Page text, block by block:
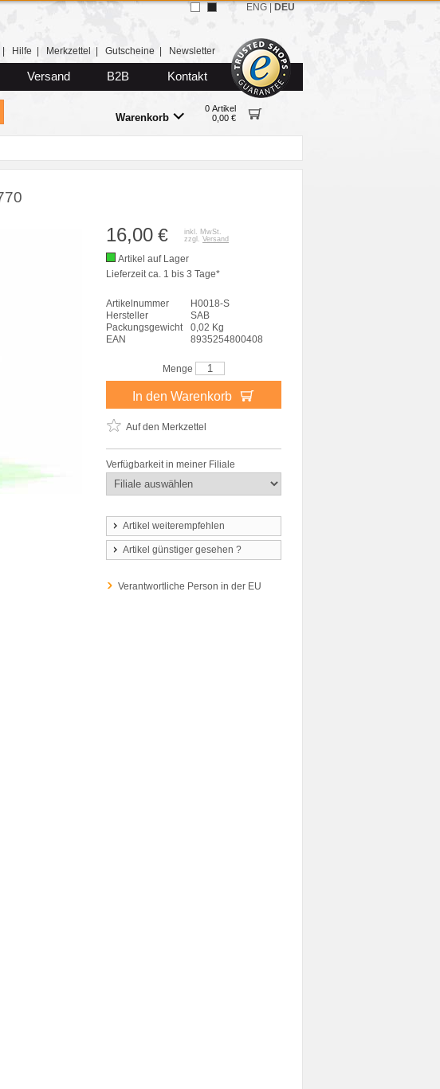
Hilfe Merkzettel Gutscheine Newsletter
Versand B2B Kontakt
Warenkorb
0 Artikel
0,00 €
ENG DEU
16,00 €
inkl. MwSt.
zzgl. Versand
Artikel auf Lager
Lieferzeit ca. 1 bis 3 Tage*
Artikelnummer
H0018-S
Hersteller
SAB
Packungsgewicht
0,02 Kg
EAN
8935254800408
Menge
In den Warenkorb
Auf den Merkzettel
Verfügbarkeit in meiner Filiale
Artikel weiterempfehlen
Artikel günstiger gesehen ?
Verantwortliche Person in der EU